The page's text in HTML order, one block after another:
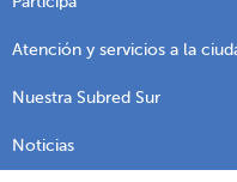
Atención y servicios a la
Nuestra Subred Sur
Noticias